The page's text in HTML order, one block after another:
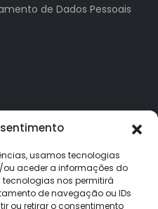
usamos tecnologias
aceder a informações do
nos permitirá
de navegação ou IDs
ou retirar o consentimento
de Dados Pessoais